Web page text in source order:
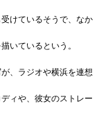
けているそうで、なか
いているという。
、ラジオや横浜を連想
ィや、彼女のストレー